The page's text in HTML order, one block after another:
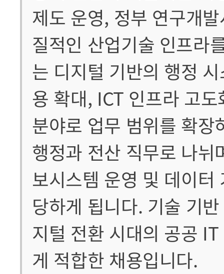
제도 운영, 정부 연구개
질적인 산업기술 인프라
는 디지털 기반의 행정
용 확대, ICT 인프라 고
분야로 업무 범위를 확
행정과 전산 직무로 나
보시스템 운영 및 데이
당하게 됩니다. 기술 기
지털 전환 시대의 공공
게 적합한 채용입니다.